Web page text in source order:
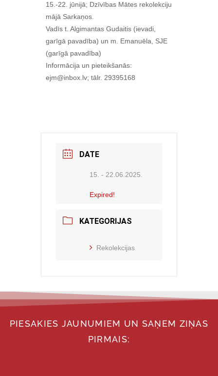
15.-22. jūnijā; Dzīvības Mātes rekolekciju
mājā Sarkaņos.
Vadīs t. Algimantas Gudaitis (ievadi,
garīgā pavadība) un m. Emanuēla, SJE
(garīgā pavadība)
Informācija un pieteikšanās:
ejm@inbox.lv; tālr. 29395168
DATE
15. - 22.06.2025.
Expired!
KATEGORIJAS
Rekolekcijas
PIESAKIES JAUNUMIEM UN SAŅEM ZIŅAS
PIRMAIS: